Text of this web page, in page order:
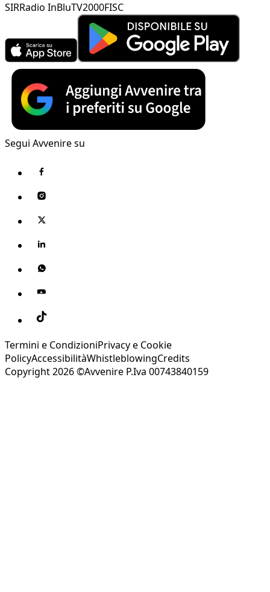
SIRRadio InBluTV2000FISC
Segui Avvenire su
Termini e CondizioniPrivacy e Cookie
PolicyAccessibilitàWhistleblowingCredits
Copyright 2026 ©Avvenire P.Iva 00743840159